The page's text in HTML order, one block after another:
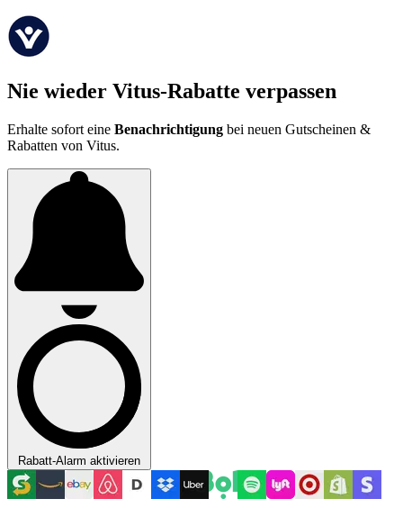
Nie wieder Vitus-Rabatte verpassen
Erhalte sofort eine Benachrichtigung bei neuen Gutscheinen &
Rabatten von Vitus.
Rabatt-Alarm aktivieren